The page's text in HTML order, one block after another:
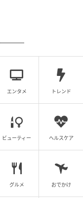
の“推しポケモ
エンタメ トレンド
ビューティー ヘルスケア
グルメ おでかけ